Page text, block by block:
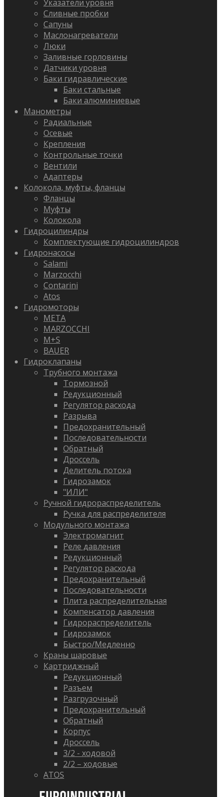
Указатели уровня
Сливные пробки
Сапуны
Маслонагреватели
Люки
Заливные горловины
Датчики уровня
Баки гидравлические
Баки стальные
Баки алюминиевые
Манометры
Радиальные
Осевые
Крепления
Контрольные точки
Вентили
Адаптеры
Колокола, муфты, фланцы
Фланцы
Муфты
Колокола
Гидроцилиндры
Комплектующие гидроцилиндров
Гидронасосы
Salami
Marzocchi
Contarini
Atos
Гидромоторы
META
MARZOCCHI
M+S
BAUER
Гидроклапаны
Трубного монтажа
Тормозной
Редукционный
Регулятор расхода
Разрыва
Предохранительный
Последовательности
Обратный
Дроссель
Делитель потока
Гидрозамок
"ИЛИ"
Ручной гидрораспределитель
Ручка для распределителя
Модульного монтажа
Электромагнит
Реле давления
Редукционный
Регулятор расхода
Предохранительный
Последовательности
Плита распределительная
Компенсатор давления
Гидрораспределитель
Гидрозамок
Быстро/Медленно
Краны шаровые
Картриджный
Редукционный
Разъем
Разгрузочный
Предохранительный
Обратный
Корпус
Дроссель
3/2 - ходовой
2/2 – ходовые
ATOS